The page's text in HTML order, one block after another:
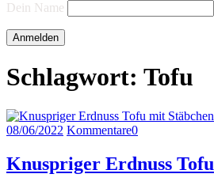
Dein Name
Schlagwort: Tofu
08/06/2022 Kommentare0
Knuspriger Erdnuss Tofu